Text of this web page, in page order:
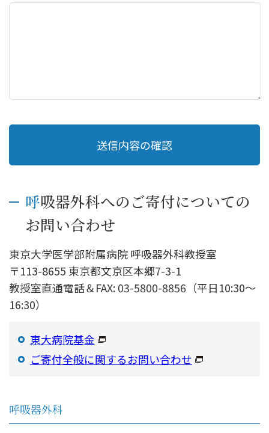
呼吸器外科へのご寄付についての
お問い合わせ
東京大学医学部附属病院 呼吸器外科教授室
〒113-8655 東京都文京区本郷7-3-1
教授室直通電話＆FAX: 03-5800-8856（平日10:30～
16:30）
東大病院基金
ご寄付全般に関するお問い合わせ
呼吸器外科